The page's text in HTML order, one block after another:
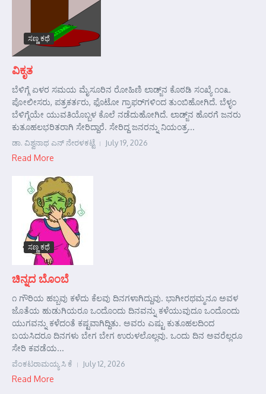
ಸಣ್ಣ ಕಥೆ
ವಿಕೃತ
ಬೆಳಿಗ್ಗೆ ಏಳರ ಸಮಯ ಮೈಸೂರಿನ ರೋಹಿಣಿ ಲಾಡ್ಜ್‌ನ ಕೊಠಡಿ ಸಂಖ್ಯೆ ೧೦೩.
ಪೋಲೀಸರು, ಪತ್ರಕರ್ತರು, ಫೊಟೋ ಗ್ರಾಫರ್‌ಗಳಿಂದ ತುಂಬಿಹೋಗಿದೆ. ಬೆಳ್ಳಂ
ಬೆಳಿಗ್ಗೆಯೇ ಯುವತಿಯೊಬ್ಬಳ ಕೊಲೆ ನಡೆದುಹೋಗಿದೆ. ಲಾಡ್ಜ್‌ನ ಹೊರಗೆ ಜನರು
ಕುತೂಹಲಭರಿತರಾಗಿ ಸೇರಿದ್ದಾರೆ. ಸೇರಿದ್ದ ಜನರನ್ನು ನಿಯಂತ್ರ...
ಡಾ. ವಿಶ್ವನಾಥ ಎನ್ ನೇರಳಕಟ್ಟೆ July 19, 2026
Read More
ಸಣ್ಣ ಕಥೆ
ಚಿನ್ನದ ಬೊಂಬೆ
೧ ಗೌರಿಯ ಹಬ್ಬವು ಕಳೆದು ಕೆಲವು ದಿನಗಳಾಗಿದ್ದುವು. ಭಾಗೀರಥಮ್ಮನೂ ಅವಳ
ಜೊತೆಯ ಹುಡುಗಿಯರೂ ಒಂದೊಂದು ದಿನವನ್ನು ಕಳೆಯುವುದೂ ಒಂದೊಂದು
ಯುಗವನ್ನು ಕಳೆದಂತೆ ಕಷ್ಟವಾಗಿದ್ದಿತು. ಅವರು ಎಷ್ಟು ಕುತೂಹಲದಿಂದ
ಬಯಸಿದರೂ ದಿನಗಳು ಬೇಗ ಬೇಗ ಉರುಳಲೊಲ್ಲವು. ಒಂದು ದಿನ ಅವರೆಲ್ಲರೂ
ಸೇರಿ ಕವಡೆಯ...
ವೆಂಕಟರಾಮಯ್ಯ ಸಿ ಕೆ July 12, 2026
Read More